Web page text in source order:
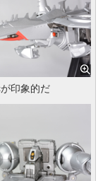
印象的だ